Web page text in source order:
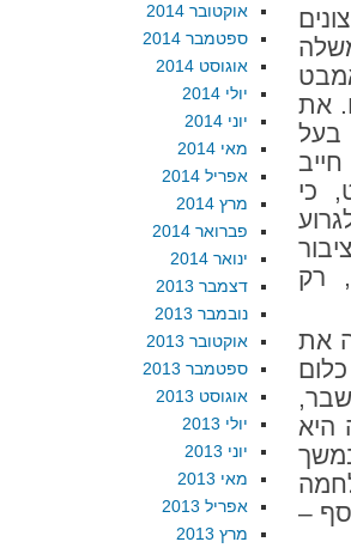
את
בעל
כי
רק
את
היא
–
אוקטובר 2014
ספטמבר 2014
אוגוסט 2014
יולי 2014
יוני 2014
מאי 2014
אפריל 2014
מרץ 2014
פברואר 2014
ינואר 2014
דצמבר 2013
נובמבר 2013
אוקטובר 2013
ספטמבר 2013
אוגוסט 2013
יולי 2013
יוני 2013
מאי 2013
אפריל 2013
מרץ 2013